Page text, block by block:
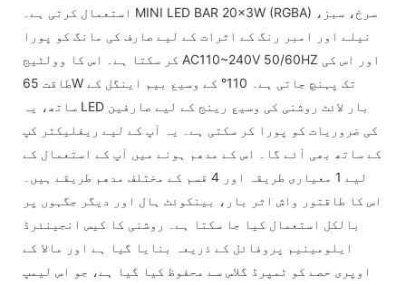
استعمال کرتی ہے۔ MINI LED BAR 20x3W (RGBA) سرخ، سبز،
نیلے اور امبر رنگ کے اثرات کے لیے صارف کی مانگ کو پورا
کر سکتا ہے۔ اس کا وولٹیج AC110~240V 50/60HZ اور اس کی
طاقت 65W تک پہنچ جاتی ہے۔ 110° کے وسیع بیم اینگل کے
ساتھ، یہ LED بار لائٹ روشنی کی وسیع رینج کے لیے صارفین
کی ضروریات کو پورا کر سکتی ہے۔ یہ آپ کے لیے ریفلیکٹر کپ
کے ساتھ بھی آئے گا۔ اس کے مدھم ہونے میں آپ کے استعمال کے
لیے 1 معیاری طریقہ اور 4 قسم کے مختلف مدھم طریقے ہیں۔
اس کا طاقتور واش اثر بار، بینکوئٹ ہال اور دیگر جگہوں پر
بالکل استعمال کیا جا سکتا ہے۔ روشنی کا کیس انجینئرڈ
ایلومینیم پروفائل کے ذریعہ بنایا گیا ہے اور مالا کے
اوپری حصے کو ٹمپرڈ گلاس سے محفوظ کیا گیا ہے، جو اس لیمپ